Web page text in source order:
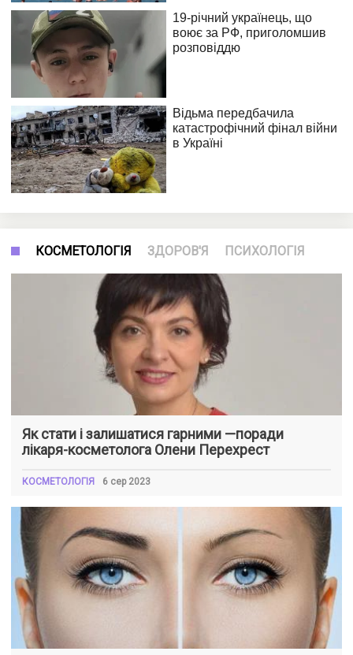
КОСМЕТОЛОГІЯ ЗДОРОВ'Я ПСИХОЛОГІЯ
Як стати і залишатися гарними —поради
лікаря-косметолога Олени Перехрест
КОСМЕТОЛОГІЯ 6 сер 2023